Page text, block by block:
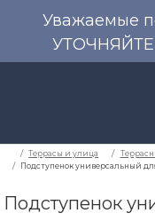
Уважаемые
Подступенок